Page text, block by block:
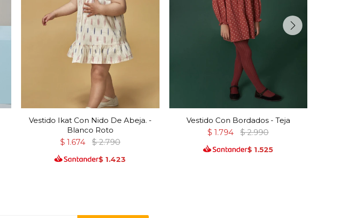
Vestido Ikat Con Nido De Abeja. -
Blanco Roto
$ 1.674 $ 2.790
$ 1.423
Vestido Con Bordados - Teja
$ 1.794 $ 2.990
$ 1.525